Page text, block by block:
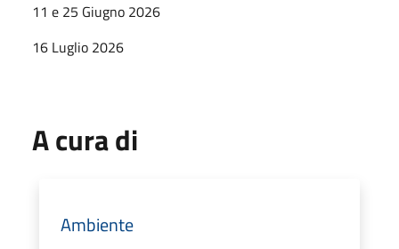
11 e 25 Giugno 2026
16 Luglio 2026
A cura di
Ambiente